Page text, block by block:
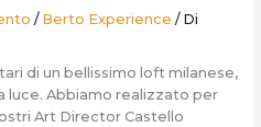
/ Berto Experience / Di
di un bellissimo loft milanese,
Abbiamo realizzato per
Art Director Castello